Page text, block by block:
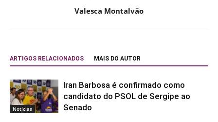
Valesca Montalvão
ARTIGOS RELACIONADOS MAIS DO AUTOR
Notícias
Iran Barbosa é confirmado como
candidato do PSOL de Sergipe ao
Senado